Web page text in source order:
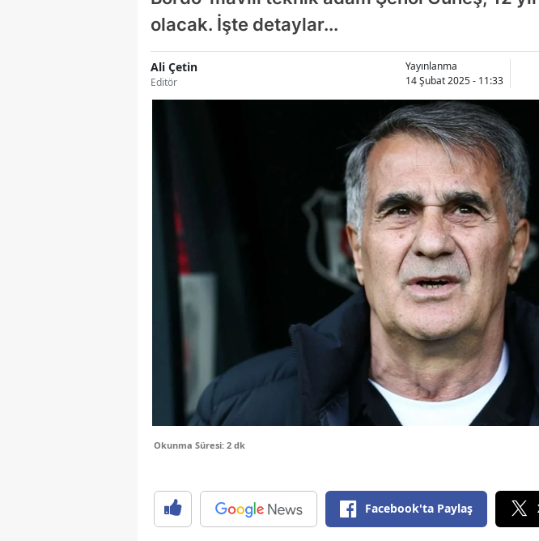
Bingöl
Bitlis
Bolu
Burdur
Bursa
Çanakkale
Çankırı
Çorum
Denizli
Diyarbakır
Edirne
Elazığ
Eskişehir
olacak. İşte detaylar...
Ali Çetin
Editör
Yayınlanma
14 Şubat 2025 - 11:33
Okunma Süresi: 2 dk
Facebook'ta Paylaş